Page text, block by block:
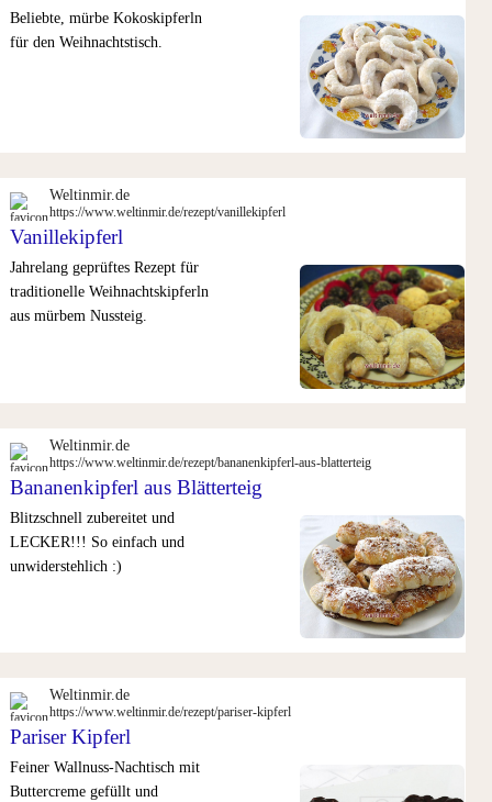
Beliebte, mürbe Kokoskipferln
für den Weihnachtstisch.
Weltinmir.de
https://www.weltinmir.de/rezept/vanillekipferl
Vanillekipferl
Jahrelang geprüftes Rezept für
traditionelle Weihnachtskipferln
aus mürbem Nussteig.
Weltinmir.de
https://www.weltinmir.de/rezept/bananenkipferl-aus-blatterteig
Bananenkipferl aus Blätterteig
Blitzschnell zubereitet und
LECKER!!! So einfach und
unwiderstehlich :)
Weltinmir.de
https://www.weltinmir.de/rezept/pariser-kipferl
Pariser Kipferl
Feiner Wallnuss-Nachtisch mit
Buttercreme gefüllt und